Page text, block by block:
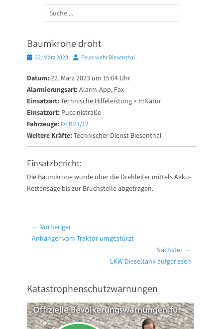
Suchen
nach:
Baumkrone droht
Posted22. März 2023 AutorFeuerwehr Biesenthal
Datum: 22. März 2023 um 15:04 Uhr
Alarmierungsart: Alarm-App, Fax
Einsatzart: Technische Hilfeleistung > H:Natur
Einsatzort: Puccinistraße
Fahrzeuge: DLK23/12
Weitere Kräfte: Technischer Dienst Biesenthal
Einsatzbericht:
Die Baumkrone wurde über die Drehleiter mittels Akku-
Kettensäge bis zur Bruchstelle abgetragen.
Beitragsnavigation
← Vorheriger
Vorheriger
Anhänger vom Traktor umgestürzt
Nächster →
LKW Dieseltank aufgerissen
Katastrophenschutzwarnungen